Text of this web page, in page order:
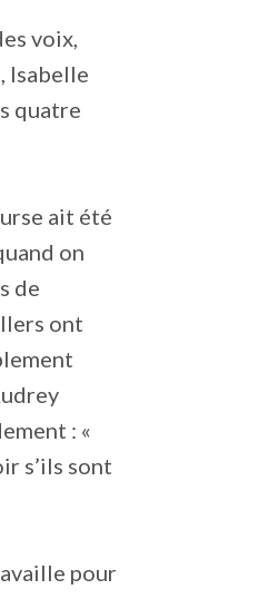
voix,
Isabelle
quatre
ait été
on
de
ont
: «
s’ils sont
pour